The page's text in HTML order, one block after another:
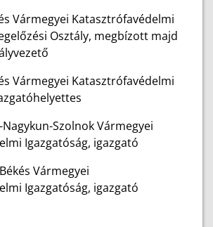
Vármegyei Katasztrófavédelmi
Osztály, megbízott majd
Vármegyei Katasztrófavédelmi
Nagykun-Szolnok Vármegyei
Igazgatóság, igazgató
Vármegyei
Igazgatóság, igazgató